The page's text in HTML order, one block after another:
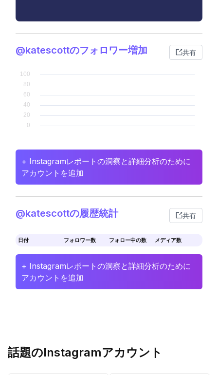
@katescottのフォロワー増加 共有
+ Instagramレポートの洞察と詳細分析のために
アカウントを追加
@katescottの履歴統計 共有
日付 フォロワー数 フォロー中の数 メディア数
+ Instagramレポートの洞察と詳細分析のために
アカウントを追加
話題のInstagramアカウント